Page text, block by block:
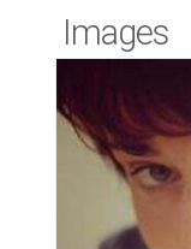
Images